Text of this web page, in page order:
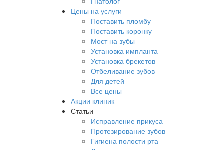
Цены на услуги
Поставить пломбу
Поставить коронку
Мост на зубы
Установка импланта
Установка брекетов
Отбеливание зубов
Для детей
Все цены
Акции клиник
Статьи
Исправление прикуса
Протезирование зубов
Гигиена полости рта